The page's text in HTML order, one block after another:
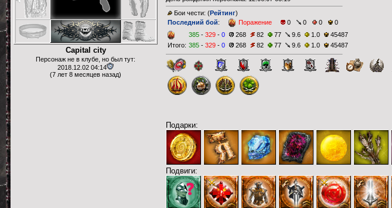
Capital city
Персонаж не в клубе, но был тут:
2018.12.02 04:14
(7 лет 8 месяцев назад)
Бои чести: (Рейтинг)
Последний бой: Поражение 0 0 0
0
385 - 329 - 0 268 82 77 9.6 1.0
45487
Итого: 385 - 329 - 0 268 82 77 9.6 1.0 45487
Подарки:
Подвиги: